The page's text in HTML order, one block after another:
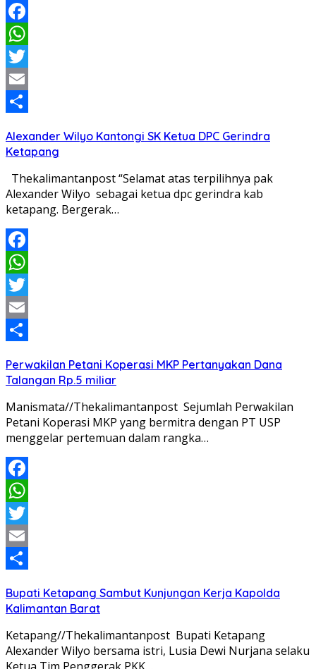
Facebook
WhatsApp
Twitter
Email
Alexander Wilyo Kantongi SK Ketua DPC Gerindra
Ketapang
Thekalimantanpost “Selamat atas terpilihnya pak
Alexander Wilyo sebagai ketua dpc gerindra kab
ketapang. Bergerak…
Facebook
WhatsApp
Twitter
Email
Perwakilan Petani Koperasi MKP Pertanyakan Dana
Talangan Rp.5 miliar
Manismata//Thekalimantanpost Sejumlah Perwakilan
Petani Koperasi MKP yang bermitra dengan PT USP
menggelar pertemuan dalam rangka…
Facebook
WhatsApp
Twitter
Email
Bupati Ketapang Sambut Kunjungan Kerja Kapolda
Kalimantan Barat
Ketapang//Thekalimantanpost Bupati Ketapang
Alexander Wilyo bersama istri, Lusia Dewi Nurjana selaku